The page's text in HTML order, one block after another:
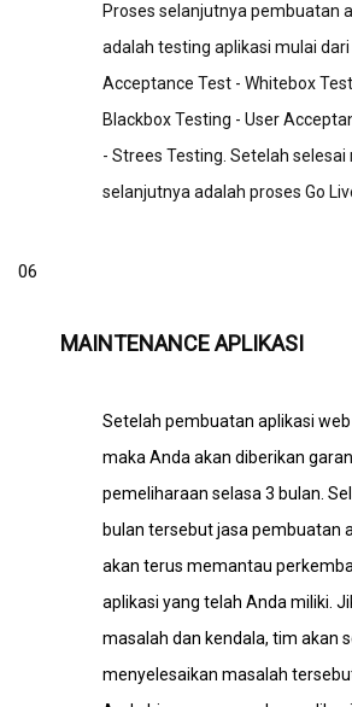
Proses selanjutnya pembuatan
adalah testing aplikasi mulai
Acceptance Test - Whitebox
Blackbox Testing - User
- Strees Testing. Setelah selesai
selanjutnya adalah proses Go
06
MAINTENANCE APLIKASI
Setelah pembuatan aplikasi web
maka Anda akan diberikan
pemeliharaan selasa 3 bulan.
bulan tersebutjasa pembuatan
akan terus memantau
aplikasi yang telah Anda miliki.
masalah dan kendala, tim akan
menyelesaikan masalah